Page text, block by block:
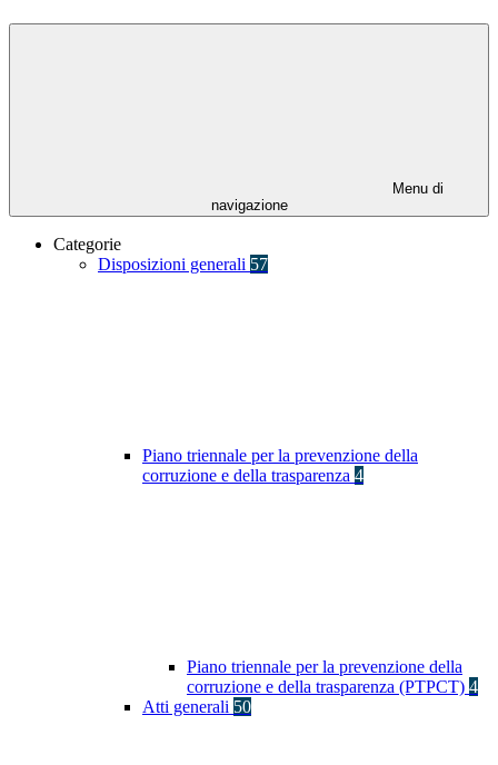
Menu di
navigazione
Categorie
Disposizioni generali 57
Piano triennale per la prevenzione della
corruzione e della trasparenza 4
Piano triennale per la prevenzione della
corruzione e della trasparenza (PTPCT) 4
Atti generali 50